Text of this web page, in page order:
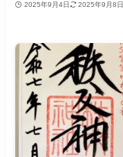
2025年9月4日 2025年9月8日